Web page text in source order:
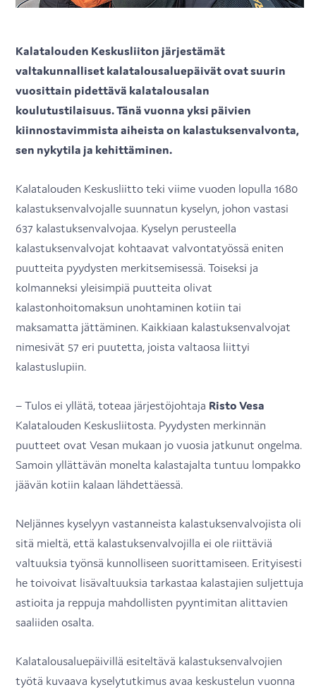
Kalatalouden Keskusliiton järjestämät
valtakunnalliset kalatalousaluepäivät ovat suurin
vuosittain pidettävä kalatalousalan
koulutustilaisuus. Tänä vuonna yksi päivien
kiinnostavimmista aiheista on kalastuksenvalvonta,
sen nykytila ja kehittäminen.
Kalatalouden Keskusliitto teki viime vuoden lopulla 1680
kalastuksenvalvojalle suunnatun kyselyn, johon vastasi
637 kalastuksenvalvojaa. Kyselyn perusteella
kalastuksenvalvojat kohtaavat valvontatyössä eniten
puutteita pyydysten merkitsemisessä. Toiseksi ja
kolmanneksi yleisimpiä puutteita olivat
kalastonhoitomaksun unohtaminen kotiin tai
maksamatta jättäminen. Kaikkiaan kalastuksenvalvojat
nimesivät 57 eri puutetta, joista valtaosa liittyi
kalastuslupiin.
– Tulos ei yllätä, toteaa järjestöjohtaja Risto Vesa
Kalatalouden Keskusliitosta. Pyydysten merkinnän
puutteet ovat Vesan mukaan jo vuosia jatkunut ongelma.
Samoin yllättävän monelta kalastajalta tuntuu lompakko
jäävän kotiin kalaan lähdettäessä.
Neljännes kyselyyn vastanneista kalastuksenvalvojista oli
sitä mieltä, että kalastuksenvalvojilla ei ole riittäviä
valtuuksia työnsä kunnolliseen suorittamiseen. Erityisesti
he toivoivat lisävaltuuksia tarkastaa kalastajien suljettuja
astioita ja reppuja mahdollisten pyyntimitan alittavien
saaliiden osalta.
Kalatalousaluepäivillä esiteltävä kalastuksenvalvojien
työtä kuvaava kyselytutkimus avaa keskustelun vuonna